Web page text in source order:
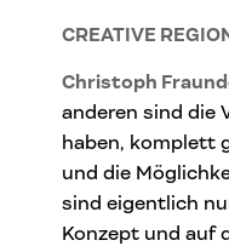
CREATIVE
Christoph
anderen sind die
haben, komplett
und die
sind eigentlich
Konzept und auf